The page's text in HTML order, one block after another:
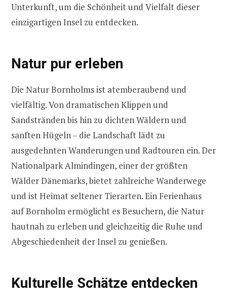
Unterkunft, um die Schönheit und Vielfalt dieser
einzigartigen Insel zu entdecken.
Natur pur erleben
Die Natur Bornholms ist atemberaubend und
vielfältig. Von dramatischen Klippen und
Sandstränden bis hin zu dichten Wäldern und
sanften Hügeln – die Landschaft lädt zu
ausgedehnten Wanderungen und Radtouren ein. Der
Nationalpark Almindingen, einer der größten
Wälder Dänemarks, bietet zahlreiche Wanderwege
und ist Heimat seltener Tierarten. Ein Ferienhaus
auf Bornholm ermöglicht es Besuchern, die Natur
hautnah zu erleben und gleichzeitig die Ruhe und
Abgeschiedenheit der Insel zu genießen.
Kulturelle Schätze entdecken